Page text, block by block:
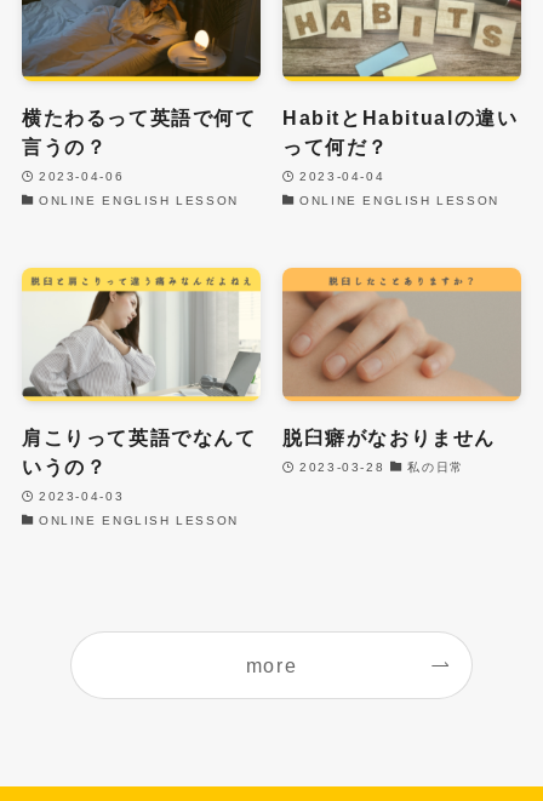
横たわるって英語で何て
言うの？
2023-04-06
ONLINE ENGLISH LESSON
HabitとHabitualの違い
って何だ？
2023-04-04
ONLINE ENGLISH LESSON
肩こりって英語でなんて
いうの？
2023-04-03
ONLINE ENGLISH LESSON
脱臼癖がなおりません
2023-03-28 私の日常
more